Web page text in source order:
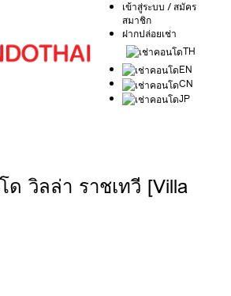
เข้าสู่ระบบ / สมัคร
สมาชิก
ฝากปล่อยเช่า
TH
EN
CN
JP
ด วิลล่า ราชเทวี [Villa